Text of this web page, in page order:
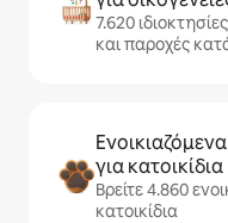
7.620
και παροχές
για κατοικίδια
Βρείτε 4.860
κατοικίδια